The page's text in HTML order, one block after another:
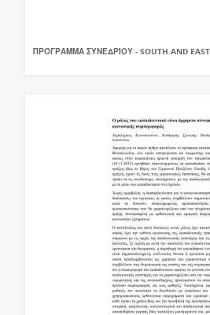
ΠΡΌΓΡΑΜΜΑ ΣΥΝΕΔΡΊΟΥ - SOUTH AND EAST